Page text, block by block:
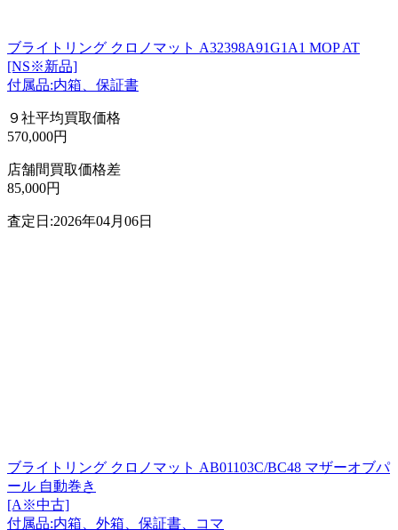
ブライトリング クロノマット A32398A91G1A1 MOP AT
[NS※新品]
付属品:内箱、保証書
９社平均買取価格
570,000円
店舗間買取価格差
85,000円
査定日:2026年04月06日
ブライトリング クロノマット AB01103C/BC48 マザーオブパ
ール 自動巻き
[A※中古]
付属品:内箱、外箱、保証書、コマ